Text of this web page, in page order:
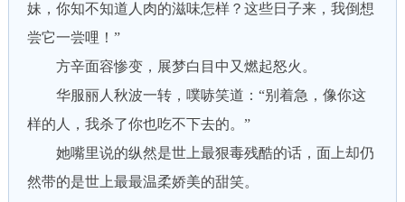
妹，你知不知道人肉的滋味怎样？这些日子来，我倒想
尝它一尝哩！”
方辛面容惨变，展梦白目中又燃起怒火。
华服丽人秋波一转，噗哧笑道：“别着急，像你这
样的人，我杀了你也吃不下去的。”
她嘴里说的纵然是世上最狠毒残酷的话，面上却仍
然带的是世上最最温柔娇美的甜笑。